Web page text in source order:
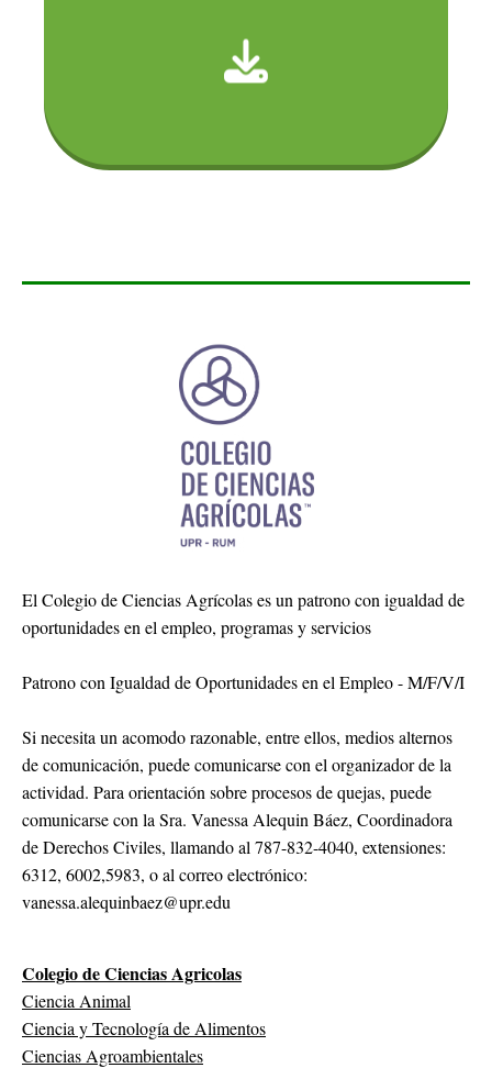
El Colegio de Ciencias Agrícolas es un patrono con igualdad de
oportunidades en el empleo, programas y servicios
Patrono con Igualdad de Oportunidades en el Empleo - M/F/V/I
Si necesita un acomodo razonable, entre ellos, medios alternos
de comunicación, puede comunicarse con el organizador de la
actividad. Para orientación sobre procesos de quejas, puede
comunicarse con la Sra. Vanessa Alequin Báez, Coordinadora
de Derechos Civiles, llamando al 787-832-4040, extensiones:
6312, 6002,5983, o al correo electrónico:
vanessa.alequinbaez@upr.edu
Colegio de Ciencias Agricolas
Ciencia Animal
Ciencia y Tecnología de Alimentos
Ciencias Agroambientales